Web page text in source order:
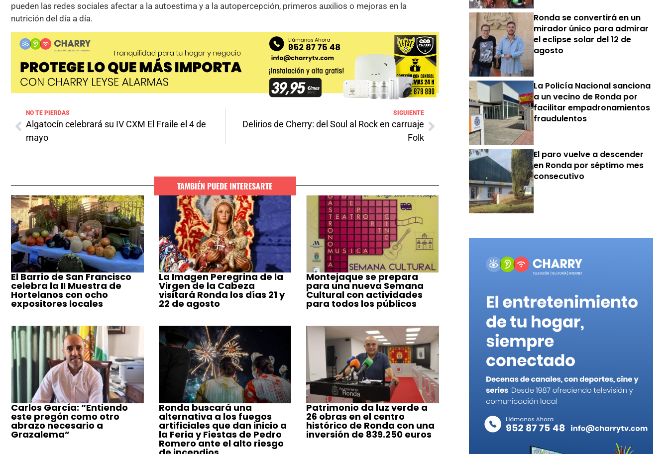
pueden las redes sociales afectar a la autoestima y a la autopercepción, primeros auxilios o mejoras en la
nutrición del día a día.
NO TE PIERDAS
Algatocín celebrará su IV CXM El Fraile el 4 de
mayo
SIGUIENTE
Delirios de Cherry: del Soul al Rock en carruaje
Folk
TAMBIÉN PUEDE INTERESARTE
El Barrio de San Francisco
celebra la II Muestra de
Hortelanos con ocho
expositores locales
La Imagen Peregrina de la
Virgen de la Cabeza
visitará Ronda los días 21 y
22 de agosto
Montejaque se prepara
para una nueva Semana
Cultural con actividades
para todos los públicos
Carlos García: “Entiendo
este pregón como otro
abrazo necesario a
Grazalema”
Ronda buscará una
alternativa a los fuegos
artificiales que dan inicio a
la Feria y Fiestas de Pedro
Romero ante el alto riesgo
Patrimonio da luz verde a
26 obras en el centro
histórico de Ronda con una
inversión de 839.250 euros
Ronda se convertirá en un
mirador único para admirar
el eclipse solar del 12 de
agosto
La Policía Nacional sanciona
a un vecino de Ronda por
facilitar empadronamientos
fraudulentos
El paro vuelve a descender
en Ronda por séptimo mes
consecutivo